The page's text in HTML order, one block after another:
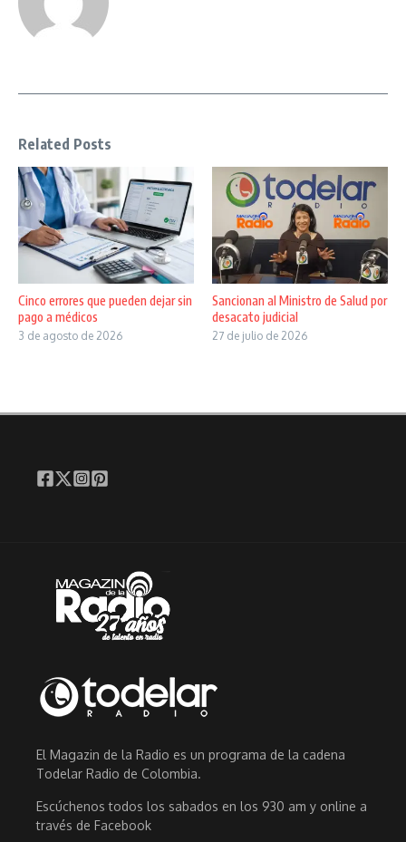
Related Posts
Cinco errores que pueden dejar sin
pago a médicos
3 de agosto de 2026
Sancionan al Ministro de Salud por
desacato judicial
27 de julio de 2026
El Magazin de la Radio es un programa de la cadena
Todelar Radio de Colombia.
Escúchenos todos los sabados en los 930 am y online a
través de Facebook